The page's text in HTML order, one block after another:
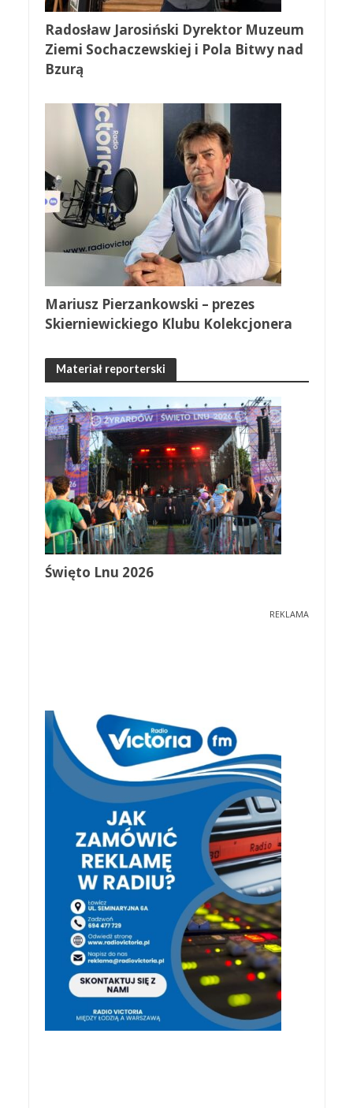
Radosław Jarosiński Dyrektor Muzeum
Ziemi Sochaczewskiej i Pola Bitwy nad
Bzurą
Mariusz Pierzankowski – prezes
Skierniewickiego Klubu Kolekcjonera
Materiał reporterski
Święto Lnu 2026
REKLAMA